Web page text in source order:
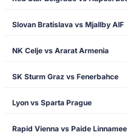
Slovan Bratislava vs Mjallby AIF
NK Celje vs Ararat Armenia
SK Sturm Graz vs Fenerbahce
Lyon vs Sparta Prague